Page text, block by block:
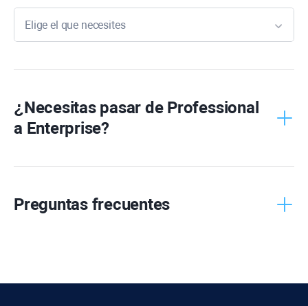
Elige el que necesites
RankTracker
WebSiteAuditor
SEOSpyGlass
LinkAssistant
¿Necesitas pasar de Professional
a Enterprise?
Preguntas frecuentes